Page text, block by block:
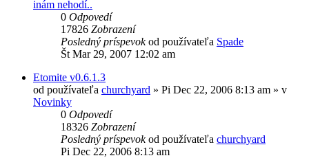
inám nehodí..
0 Odpovedí
17826 Zobrazení
Posledný príspevokod používateľa Spade
Št Mar 29, 2007 12:02 am
Etomite v0.6.1.3
od používateľa churchyard » Pi Dec 22, 2006 8:13 am » v
Novinky
0 Odpovedí
18326 Zobrazení
Posledný príspevokod používateľa churchyard
Pi Dec 22, 2006 8:13 am